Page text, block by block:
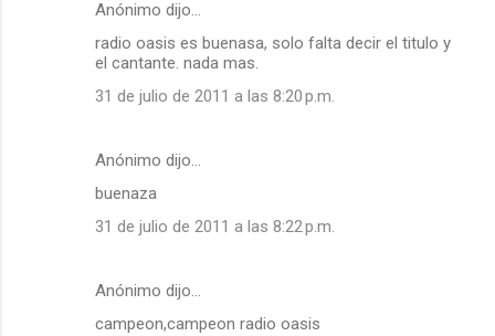
Anónimo dijo…
radio oasis es buenasa, solo falta decir el titulo y
el cantante. nada mas.
31 de julio de 2011 a las 8:20 p.m.
Anónimo dijo…
buenaza
31 de julio de 2011 a las 8:22 p.m.
Anónimo dijo…
campeon,campeon radio oasis